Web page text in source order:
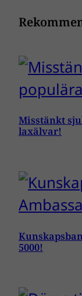
Misstänkt
laxälvar!
5000!